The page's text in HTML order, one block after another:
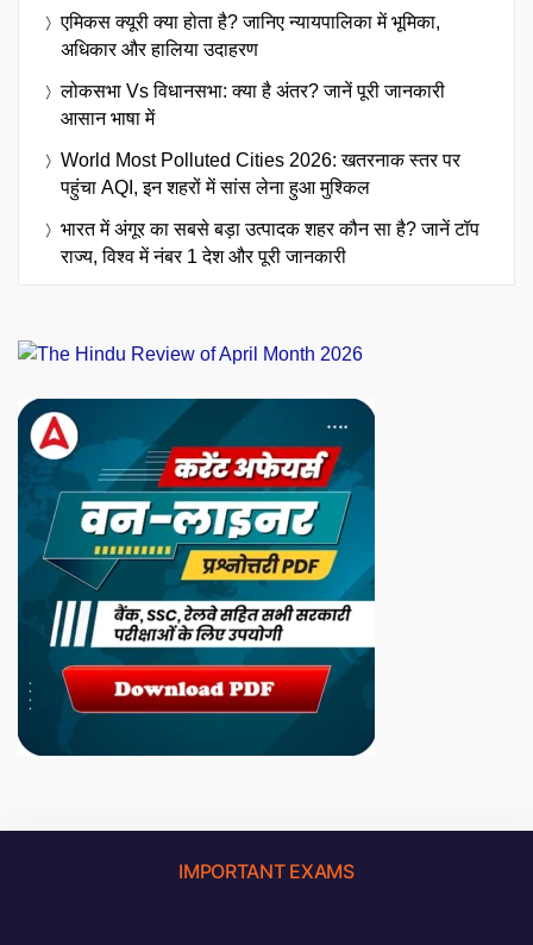
एमिकस क्यूरी क्या होता है? जानिए न्यायपालिका में भूमिका,
अधिकार और हालिया उदाहरण
लोकसभा Vs विधानसभा: क्या है अंतर? जानें पूरी जानकारी
आसान भाषा में
World Most Polluted Cities 2026: खतरनाक स्तर पर
पहुंचा AQI, इन शहरों में सांस लेना हुआ मुश्किल
भारत में अंगूर का सबसे बड़ा उत्पादक शहर कौन सा है? जानें टॉप
राज्य, विश्व में नंबर 1 देश और पूरी जानकारी
IMPORTANT EXAMS